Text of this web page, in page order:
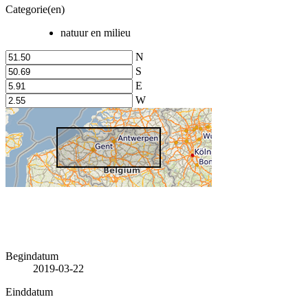
Categorie(en)
natuur en milieu
N
S
E
W
Begindatum
2019-03-22
Einddatum